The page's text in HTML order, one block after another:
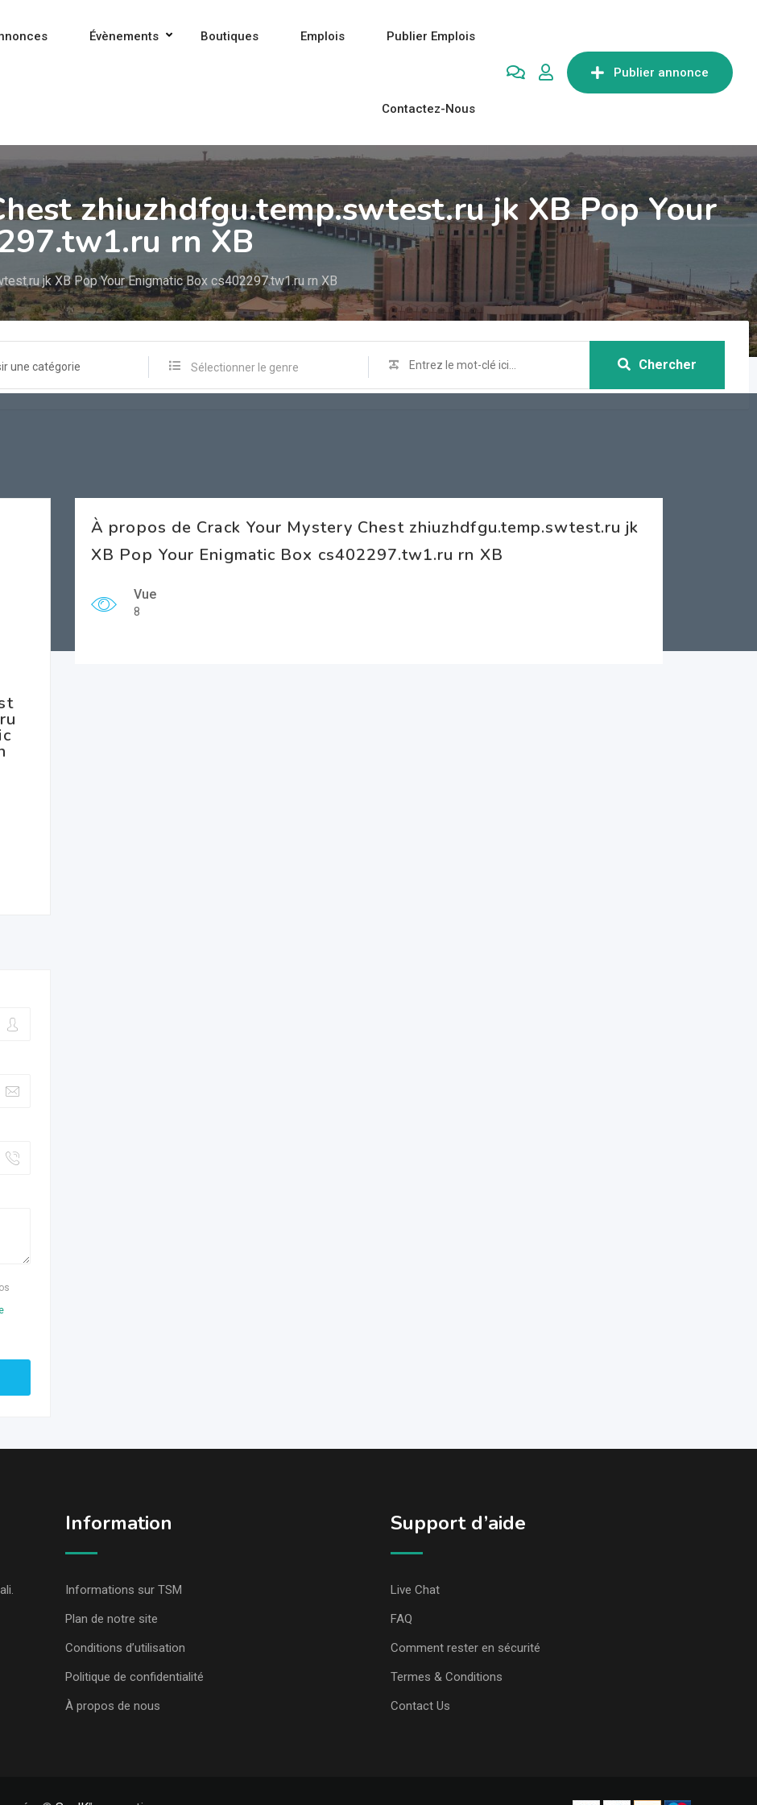
Publier annonce
Évènements Boutiques Emplois Publier Emplois
Contactez-Nous
zhiuzhdfgu.temp.swtest.ru jk XB Pop Your
rn XB
jk XB Pop Your Enigmatic Box cs402297.tw1.ru rn XB
une catégorie Sélectionner le genre Chercher
À propos de Crack Your Mystery Chest zhiuzhdfgu.temp.swtest.ru jk
XB Pop Your Enigmatic Box cs402297.tw1.ru rn XB
Vue
8
Information
Informations sur TSM
Plan de notre site
Conditions d’utilisation
Politique de confidentialité
À propos de nous
Support d’aide
Live Chat
FAQ
Comment rester en sécurité
Termes & Conditions
Contact Us